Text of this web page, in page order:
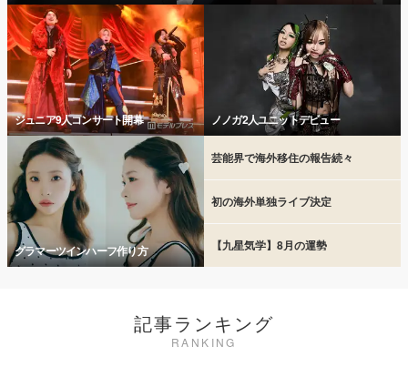
ジュニア9人コンサート開幕 ノノガ2人ユニットデビュー
グラマーツインハーフ作り方
芸能界で海外移住の報告続々
初の海外単独ライブ決定
【九星気学】8月の運勢
記事ランキング
RANKING